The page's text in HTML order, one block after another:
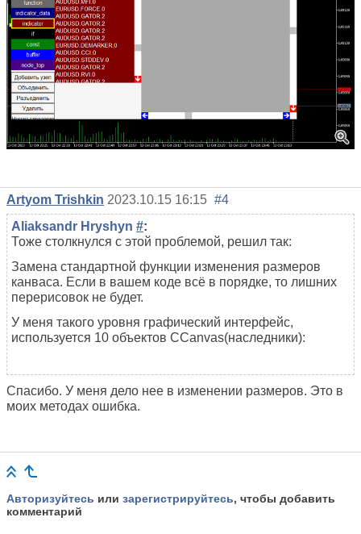
Artyom Trishkin 2023.10.15 16:15 #4
Aliaksandr Hryshyn #:
Тоже столкнулся с этой проблемой, решил так:
Замена стандартной функции изменения размеров
канваса. Если в вашем коде всё в порядке, то лишних
перерисовок не будет.
У меня такого уровня графический интерфейс,
используется 10 объектов CCanvas(наследники):
Спасибо. У меня дело нее в изменении размеров. Это в
моих методах ошибка.
Авторизуйтесь или зарегистрируйтесь, чтобы добавить
комментарий